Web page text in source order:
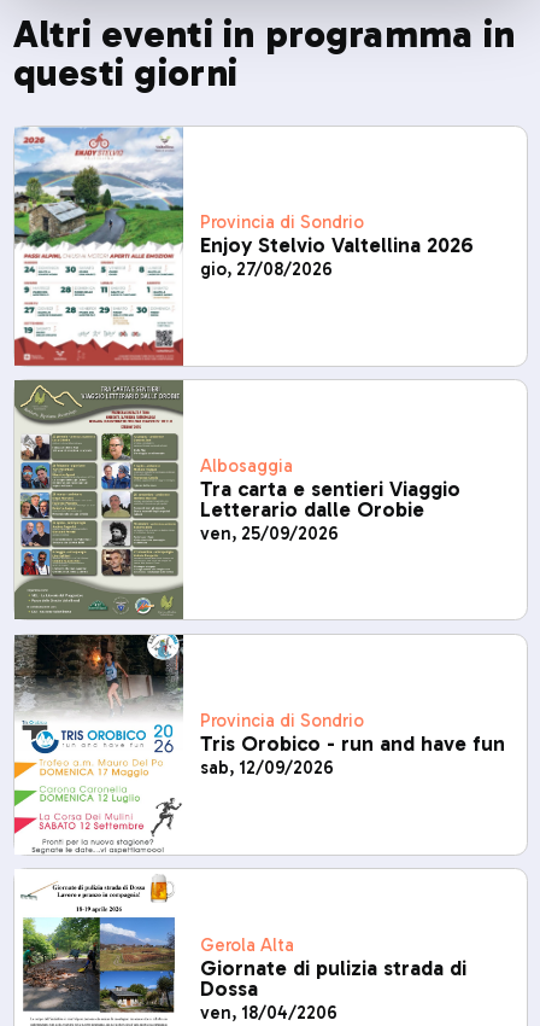
Altri eventi in programma in
questi giorni
Provincia di Sondrio
Enjoy Stelvio Valtellina 2026
gio, 27/08/2026
Albosaggia
Tra carta e sentieri Viaggio
Letterario dalle Orobie
ven, 25/09/2026
Provincia di Sondrio
Tris Orobico - run and have fun
sab, 12/09/2026
Gerola Alta
Giornate di pulizia strada di
Dossa
ven, 18/04/2206